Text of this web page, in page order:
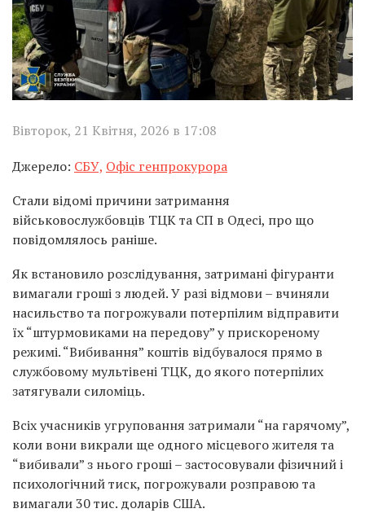
Вівторок, 21 Квітня, 2026 в 17:08
Джерело: СБУ, Офіс генпрокурора
Стали відомі причини затримання
військовослужбовців ТЦК та СП в Одесі, про що
повідомлялось раніше.
Як встановило розслідування, затримані фігуранти
вимагали гроші з людей. У разі відмови – вчиняли
насильство та погрожували потерпілим відправити
їх “штурмовиками на передову” у прискореному
режимі. “Вибивання” коштів відбувалося прямо в
службовому мультівені ТЦК, до якого потерпілих
затягували силоміць.
Всіх учасників угруповання затримали “на гарячому”,
коли вони викрали ще одного місцевого жителя та
“вибивали” з нього гроші – застосовували фізичний і
психологічний тиск, погрожували розправою та
вимагали 30 тис. доларів США.